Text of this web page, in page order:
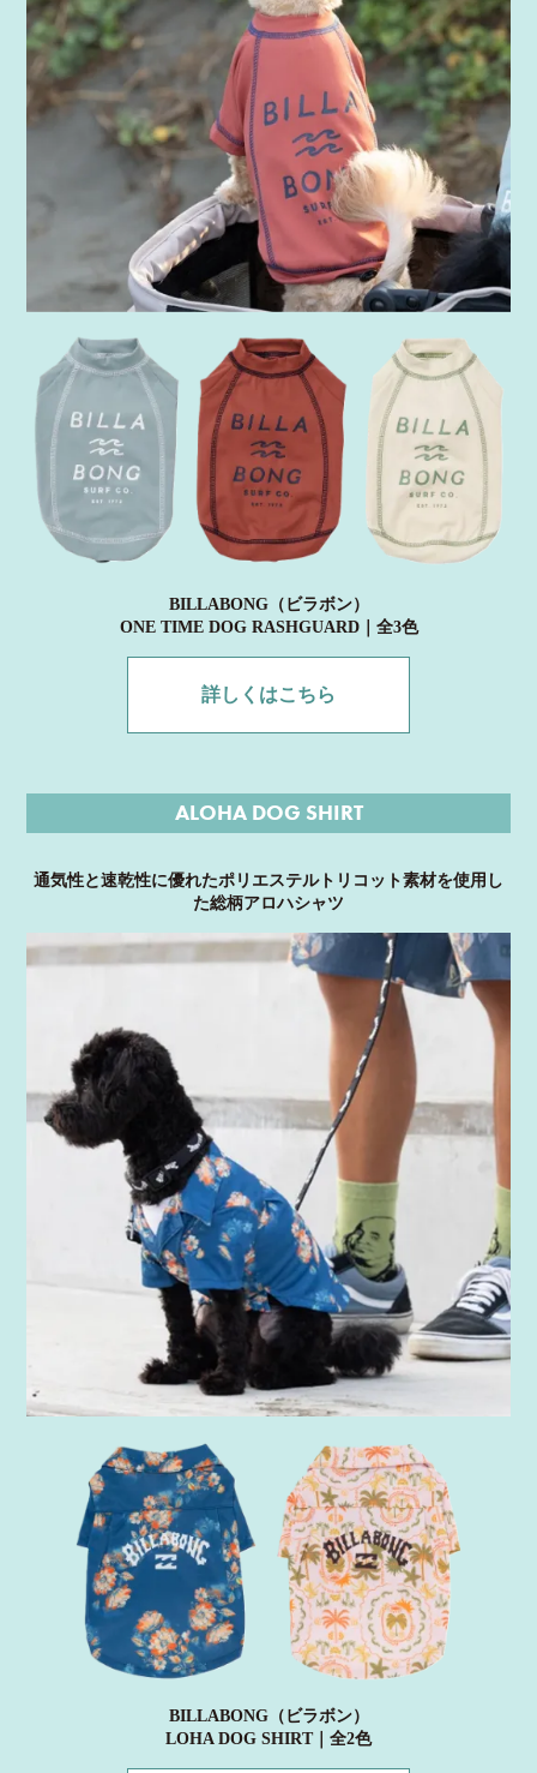
BILLABONG（ビラボン）
ONE TIME DOG RASHGUARD｜全3色
詳しくはこちら
ALOHA DOG SHIRT
通気性と速乾性に優れたポリエステルトリコット素材を使用し
た総柄アロハシャツ
BILLABONG（ビラボン）
LOHA DOG SHIRT｜全2色